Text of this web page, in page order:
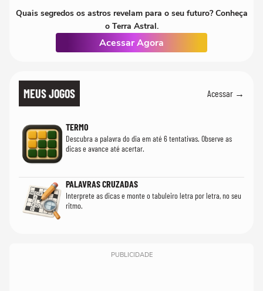
Quais segredos os astros revelam para o seu futuro? Conheça
o Terra Astral.
Acessar Agora
MEUS JOGOS Acessar →
TERMO
Descubra a palavra do dia em até 6 tentativas. Observe as
dicas e avance até acertar.
PALAVRAS CRUZADAS
Interprete as dicas e monte o tabuleiro letra por letra, no seu
ritmo.
PUBLICIDADE